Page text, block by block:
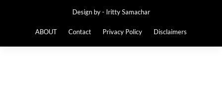
Design by - Iritty Samachar
ABOUT Contact Privacy Policy Disclaimers